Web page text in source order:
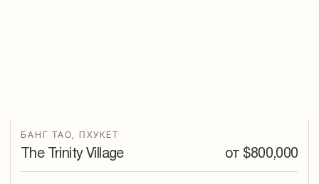
БАНГ ТАО, ПХУКЕТ
The Trinity Village от $800,000